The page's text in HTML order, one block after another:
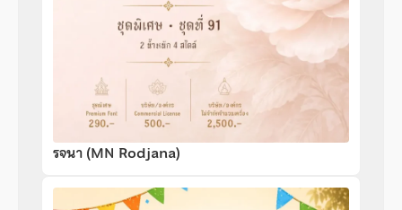
รจนา (MN Rodjana)